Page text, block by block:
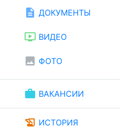
description ДОКУМЕНТЫ
ondemand_video ВИДЕО
image ФОТО
work ВАКАНСИИ
history_edu ИСТОРИЯ